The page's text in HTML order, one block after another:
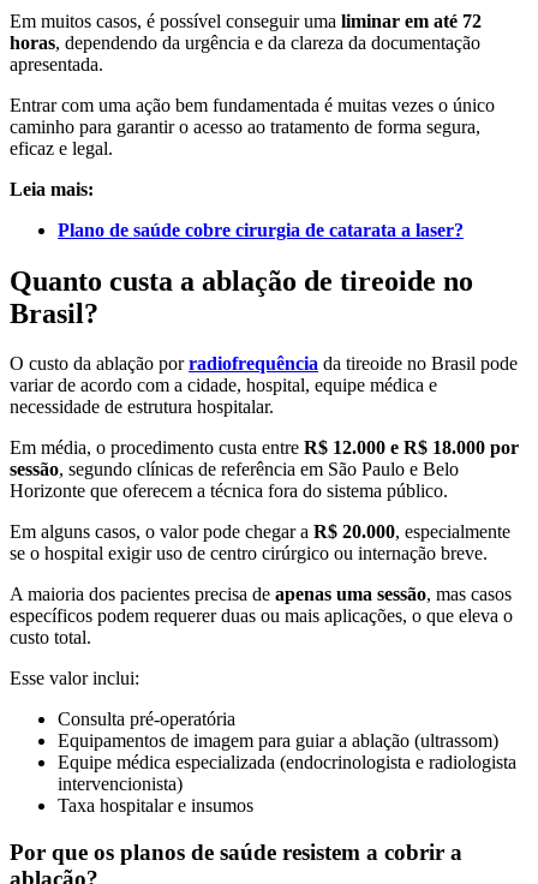
Em muitos casos, é possível conseguir uma liminar em até 72
horas, dependendo da urgência e da clareza da documentação
apresentada.
Entrar com uma ação bem fundamentada é muitas vezes o único
caminho para garantir o acesso ao tratamento de forma segura,
eficaz e legal.
Leia mais:
Plano de saúde cobre cirurgia de catarata a laser?
Quanto custa a ablação de tireoide no
Brasil?
O custo da ablação porradiofrequência da tireoide no Brasil pode
variar de acordo com a cidade, hospital, equipe médica e
necessidade de estrutura hospitalar.
Em média, o procedimento custa entre R$ 12.000 e R$ 18.000 por
sessão, segundo clínicas de referência em São Paulo e Belo
Horizonte que oferecem a técnica fora do sistema público.
Em alguns casos, o valor pode chegar a R$ 20.000, especialmente
se o hospital exigir uso de centro cirúrgico ou internação breve.
A maioria dos pacientes precisa de apenas uma sessão, mas casos
específicos podem requerer duas ou mais aplicações, o que eleva o
custo total.
Esse valor inclui:
Consulta pré-operatória
Equipamentos de imagem para guiar a ablação (ultrassom)
Equipe médica especializada (endocrinologista e radiologista
intervencionista)
Taxa hospitalar e insumos
Por que os planos de saúde resistem a cobrir a
ablação?